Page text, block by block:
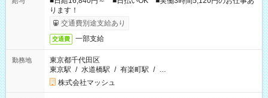
ります！
交通費別途支給あり
交通費 一部支給
勤務地
東京都千代田区
東京駅 / 水道橋駅 / 有楽町駅 / …
株式会社マッシュ